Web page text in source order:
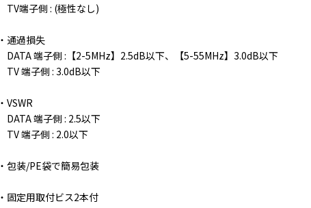
TV端子側 : (極性なし)
・通過損失
DATA 端子側 :【2-5MHz】2.5dB以下、【5-55MHz】3.0dB以下
TV 端子側 : 3.0dB以下
・VSWR
DATA 端子側 : 2.5以下
TV 端子側 : 2.0以下
・包装/PE袋で簡易包装
・固定用取付ビス2本付